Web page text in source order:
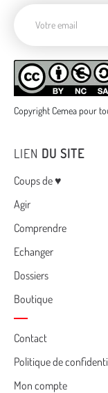
Copyright Cemea pour
LIEN DU SITE
Menu
Coups de ♥
Agir
Comprendre
Echanger
Dossiers
Boutique
Cemea
footer
Contact
Politique de
Mon compte